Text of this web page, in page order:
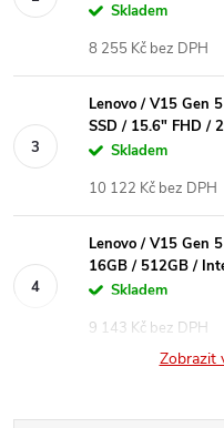
Skladem
8 255 Kč bez DPH
Lenovo / V15 Gen
SSD / 15.6" FHD /
Skladem
10 122 Kč bez DPH
Lenovo / V15 Gen
16GB / 512GB /
Skladem
9 143 Kč bez DPH
Zobrazit